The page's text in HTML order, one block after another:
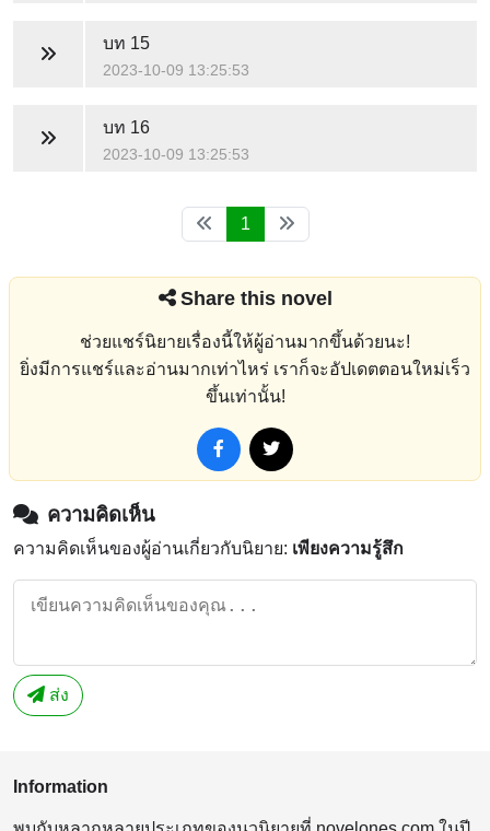
บท 15
2023-10-09 13:25:53
บท 16
2023-10-09 13:25:53
1
Share this novel
ช่วยแชร์นิยายเรื่องนี้ให้ผู้อ่านมากขึ้นด้วยนะ!
ยิ่งมีการแชร์และอ่านมากเท่าไหร่ เราก็จะอัปเดตตอนใหม่เร็ว
ขึ้นเท่านั้น!
ความคิดเห็น
ความคิดเห็นของผู้อ่านเกี่ยวกับนิยาย: เพียงความรู้สึก
ส่ง
Information